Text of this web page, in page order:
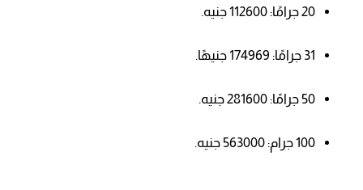
20 جرامًا: 112600 جنيه.
31 جرامًا: 174969 جنيهًا.
50 جرامًا: 281600 جنيه.
100 جرام: 563000 جنيه.